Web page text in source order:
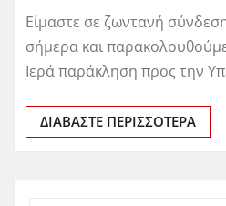
Είμαστε σε ζωντανή
σήμερα και
Ιερά παράκληση προς την
ΔΙΑΒΆΣΤΕ ΠΕΡΙΣΣΌΤΕΡΑ